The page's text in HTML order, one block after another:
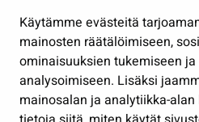
Käytämme evästeitä
mainosten räätälöimiseen,
ominaisuuksien tukemiseen
analysoimiseen. Lisäksi
mainosalan ja analytiikka-
Työ ja yrittäminen
Osallistu ja asioi
Näytä omat evästeasetukseni